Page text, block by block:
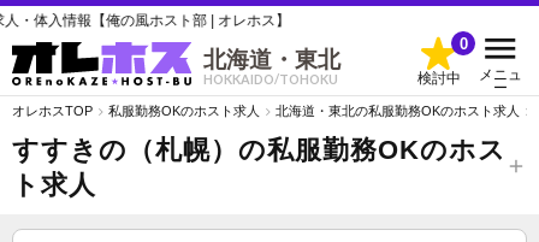
の風ホスト部 | オレホス】
北海道・東北
HOKKAIDO/TOHOKU 検討中
0
メニュ
ー
オレホスTOP 私服勤務OKのホスト求人 北海道・東北の私服勤務OKのホスト求人
すすきの（札幌）の私服勤務OKのホス
ト求人